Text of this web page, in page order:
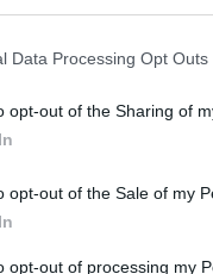
Data Processing Opt Outs
opt-out of the Sharing of
opt-out of the Sale of my
opt-out of processing my
una precisa
costituita da un
occupate da un
Le quartine sono
una pausa